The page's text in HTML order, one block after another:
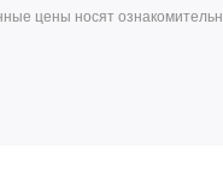
цены носят